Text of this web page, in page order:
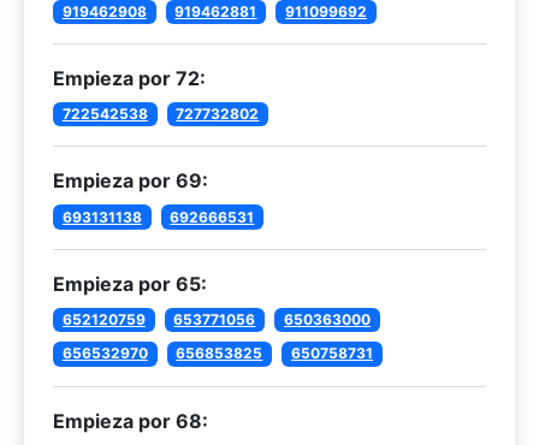
919462908
919462881 911099692
Empieza por 72:
722542538 727732802
Empieza por 69:
693131138 692666531
Empieza por 65:
652120759 653771056
650363000
656532970
656853825 650758731
Empieza por 68: